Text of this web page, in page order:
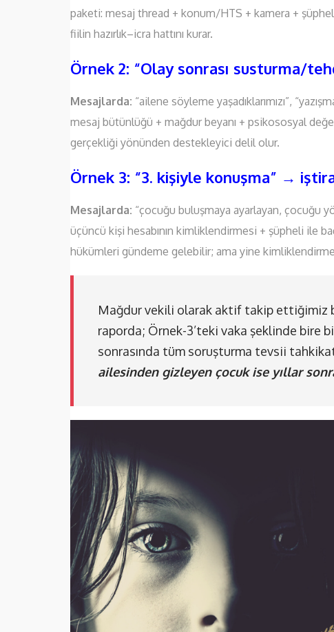
paketi: mesaj thread + konum/HTS + kamera +
fiilin hazırlık–icra hattını kurar.
Örnek 2: “Olay sonrası susturma/
Mesajlarda: “ailene söyleme yaşadıklarımızı”,
mesaj bütünlüğü + mağdur beyanı + psikososyal
gerçekliği yönünden destekleyici delil olur.
Örnek 3: “3. kişiyle konuşma” →
Mesajlarda: “çocuğu buluşmaya ayarlayan, çocuğu
üçüncü kişi hesabının kimliklendirmesi + şüpheli ile
hükümleri gündeme gelebilir; ama yine
Mağdur vekili olarak aktif takip ettiğimiz
raporda; Örnek-3’teki vaka şeklinde bire
sonrasında tüm soruşturma tevsii
ailesinden gizleyen çocuk ise yıllar